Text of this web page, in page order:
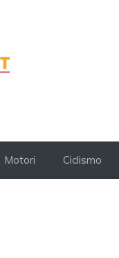
Motori Ciclismo